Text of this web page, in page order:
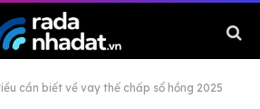
cần biết về vay thế chấp sổ hồng 2025